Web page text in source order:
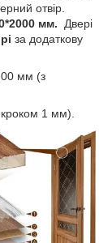
отвір.
мм. Двері
за додаткову
мм (з
1 мм).